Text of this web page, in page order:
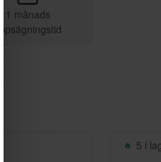
1 månads
uppsägningstid
5 i